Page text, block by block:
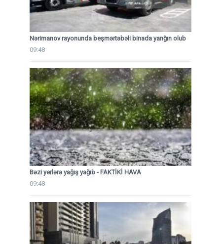
Nərimanov rayonunda beşmərtəbəli binada yanğın olub
09:48
Bəzi yerlərə yağış yağıb - FAKTİKİ HAVA
09:48